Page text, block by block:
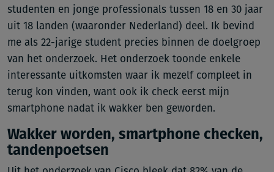
studenten en jonge professionals tussen 18 en 30 jaar
uit 18 landen (waaronder Nederland) deel. Ik bevind
me als 22-jarige student precies binnen de doelgroep
van het onderzoek. Het onderzoek toonde enkele
interessante uitkomsten waar ik mezelf compleet in
terug kon vinden, want ook ik check eerst mijn
smartphone nadat ik wakker ben geworden.
Wakker worden, smartphone checken,
tandenpoetsen